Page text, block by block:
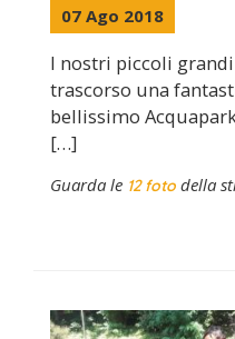
07 Ago 2018
I nostri piccoli
trascorso una
bellissimo
[…]
Guarda le 12 foto della